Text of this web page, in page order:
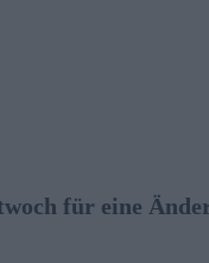
für eine